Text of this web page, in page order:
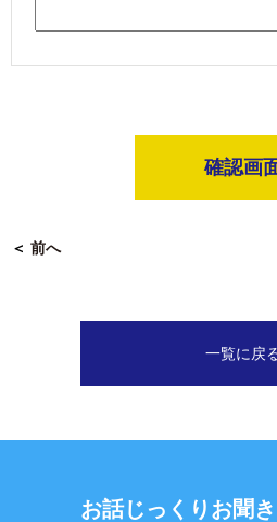
確認画
＜ 前へ
一覧に戻
お話じっくりお聞き